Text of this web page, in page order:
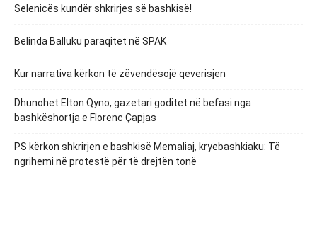
Selenicës kundër shkrirjes së bashkisë!
Belinda Balluku paraqitet në SPAK
Kur narrativa kërkon të zëvendësojë qeverisjen
Dhunohet Elton Qyno, gazetari goditet në befasi nga
bashkëshortja e Florenc Çapjas
PS kërkon shkrirjen e bashkisë Memaliaj, kryebashkiaku: Të
ngrihemi në protestë për të drejtën tonë